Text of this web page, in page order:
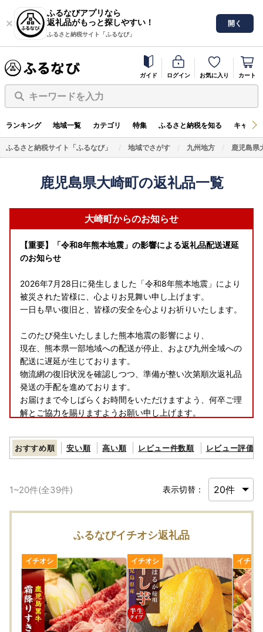
ふるなびアプリなら
返礼品がもっと探しやすい！
ふるさと納税サイト「ふるなび」
開く
ガイド ログイン お気に入り カート
キーワードを入力
ランキング 地域一覧 カテゴリ 特集 ふるさと納税を知る キャン
ふるさと納税サイト「ふるなび」 地域でさがす 九州地方 鹿児島県
鹿児島県大崎町の返礼品一覧
大崎町からのお知らせ
【重要】「令和8年熊本地震」の影響による返礼品配送遅延
のお知らせ
2026年7月28日に発生しました「令和8年熊本地震」により
被災された皆様に、心よりお見舞い申し上げます。
一日も早い復旧と、皆様の安全を心よりお祈りいたします。
このたび発生いたしました熊本地震の影響により、
現在、熊本県一部地域への配送が停止、および九州全域への
配送に遅延が生じております。
物流網の復旧状況を確認しつつ、準備が整い次第順次返礼品
発送の手配を進めております。
お届けまで今しばらくお時間をいただけますよう、何卒ご理
解とご協力を賜りますようお願い申し上げます。
---------------------------------------------------------------
----------------
※お寄せ頂いた個人情報は、寄附申込先の自治体が寄附金の
受付及び入金に係る確認・連絡等に利用するものであり、
それ以外の目的で使用するものではありません。
※お礼の品の確認及び送付等を行うため「申込者情報」及び
「寄附情報」等を本事業を連携して実施する株式会社JTBに
通知します。
---------------------------------------------------------------
-------------------
■大崎町のふるさと納税についてのお問い合わせはこちら
対応窓口：大崎町ふるさと納税コールセンター
おすすめ順 安い順 高い順 レビュー件数順 レビュー評価順
1~20件(全39件) 表示切替：
ふるなびイチオシ返礼品